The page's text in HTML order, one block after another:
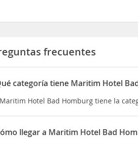
frecuentes
categoría tiene Maritim Hotel
Hotel Bad Homburg tiene la
llegar a Maritim Hotel Bad